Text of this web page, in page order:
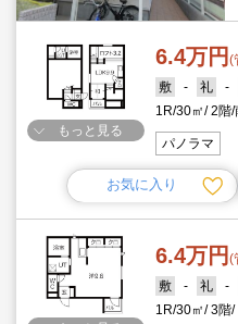
もっと見る
2階
6.4万円(
-
-
1R 30㎡
パノラマ
お気に入り
3階
6.4万円(
-
-
1R 30㎡